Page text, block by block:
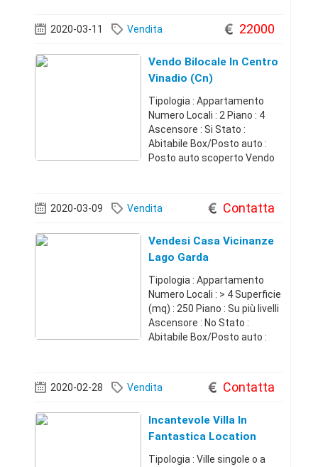
situata a Laghi (VI), quieto
paesino nelle Prealpi Venete,
2020-03-11 Vendita 22000
Vendo Bilocale In Centro
Vinadio (Cn)
Tipologia : Appartamento
Numero Locali : 2 Piano : 4
Ascensore : Si Stato :
Abitabile Box/Posto auto :
Posto auto scoperto Vendo
ascensore composto da
cucina, camera, bagno e
2020-03-09 Vendita Contatta
Vendesi Casa Vicinanze
Lago Garda
Tipologia : Appartamento
Numero Locali : > 4 Superficie
(mq) : 250 Piano : Su più livelli
Ascensore : No Stato :
Abitabile Box/Posto auto :
da subito. La casa si trova a
circa 40 minuti dal Lago
2020-02-28 Vendita Contatta
Incantevole Villa In
Fantastica Location
Tipologia : Ville singole o a